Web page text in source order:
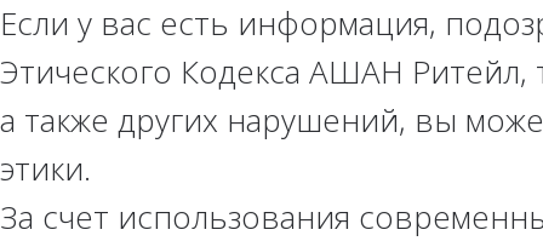
Если у вас есть информация,
Этического Кодекса АШАН Ритейл,
а также других нарушений, вы
этики.
За счет использования